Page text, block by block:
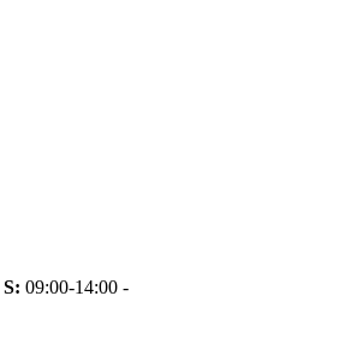
S: 09:00-14:00 -